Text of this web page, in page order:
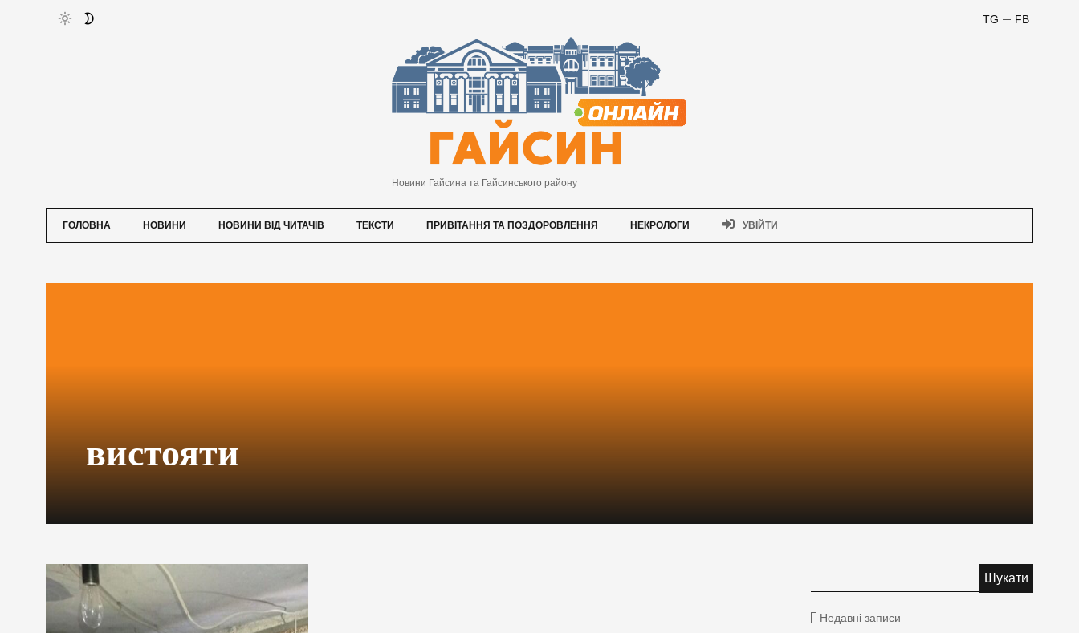
FB
TG
Новини Гайсина та Гайсинського району
ГОЛОВНА НОВИНИ НОВИНИ ВІД ЧИТАЧІВ ТЕКСТИ ПРИВІТАННЯ ТА ПОЗДОРОВЛЕННЯ НЕКРОЛОГИ УВІЙТИ
вистояти
Недавні записи